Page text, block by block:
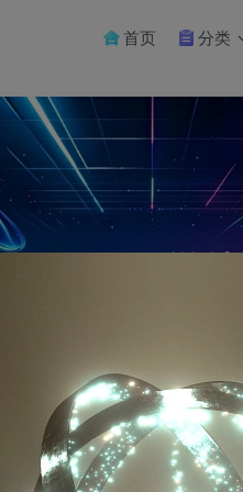
首页 分类